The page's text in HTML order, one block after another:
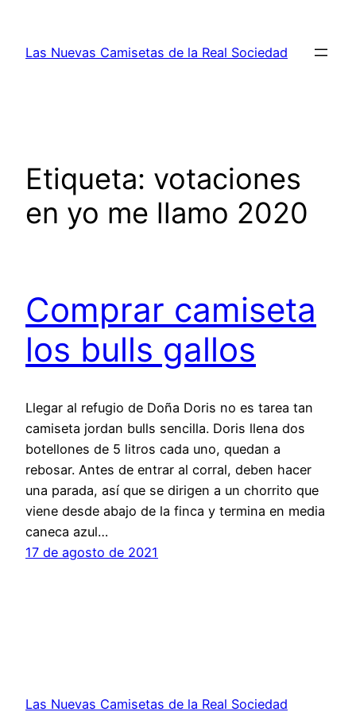
contenido
Las Nuevas Camisetas de la Real Sociedad
Etiqueta: votaciones
en yo me llamo 2020
Comprar camiseta
los bulls gallos
Llegar al refugio de Doña Doris no es tarea tan
camiseta jordan bulls sencilla. Doris llena dos
botellones de 5 litros cada uno, quedan a
rebosar. Antes de entrar al corral, deben hacer
una parada, así que se dirigen a un chorrito que
viene desde abajo de la finca y termina en media
caneca azul…
17 de agosto de 2021
Las Nuevas Camisetas de la Real Sociedad